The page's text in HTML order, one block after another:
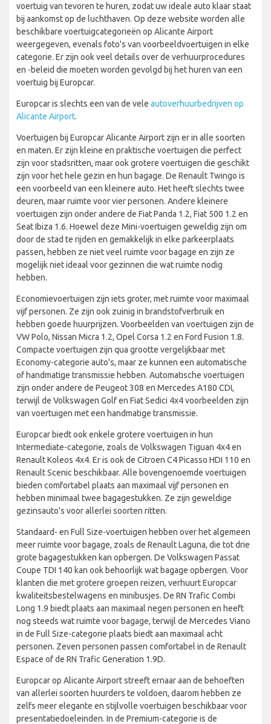
voertuig van tevoren te huren, zodat uw ideale auto klaar staat
bij aankomst op de luchthaven. Op deze website worden alle
beschikbare voertuigcategorieën op Alicante Airport
weergegeven, evenals foto's van voorbeeldvoertuigen in elke
categorie. Er zijn ook veel details over de verhuurprocedures
en -beleid die moeten worden gevolgd bij het huren van een
voertuig bij Europcar.
Europcar is slechts een van de vele autoverhuurbedrijven op
Alicante Airport.
Voertuigen bij Europcar Alicante Airport zijn er in alle soorten
en maten. Er zijn kleine en praktische voertuigen die perfect
zijn voor stadsritten, maar ook grotere voertuigen die geschikt
zijn voor het hele gezin en hun bagage. De Renault Twingo is
een voorbeeld van een kleinere auto. Het heeft slechts twee
deuren, maar ruimte voor vier personen. Andere kleinere
voertuigen zijn onder andere de Fiat Panda 1.2, Fiat 500 1.2 en
Seat Ibiza 1.6. Hoewel deze Mini-voertuigen geweldig zijn om
door de stad te rijden en gemakkelijk in elke parkeerplaats
passen, hebben ze niet veel ruimte voor bagage en zijn ze
mogelijk niet ideaal voor gezinnen die wat ruimte nodig
hebben.
Economievoertuigen zijn iets groter, met ruimte voor maximaal
vijf personen. Ze zijn ook zuinig in brandstofverbruik en
hebben goede huurprijzen. Voorbeelden van voertuigen zijn de
VW Polo, Nissan Micra 1.2, Opel Corsa 1.2 en Ford Fusion 1.8.
Compacte voertuigen zijn qua grootte vergelijkbaar met
Economy-categorie auto's, maar ze kunnen een automatische
of handmatige transmissie hebben. Automatische voertuigen
zijn onder andere de Peugeot 308 en Mercedes A180 CDI,
terwijl de Volkswagen Golf en Fiat Sedici 4x4 voorbeelden zijn
van voertuigen met een handmatige transmissie.
Europcar biedt ook enkele grotere voertuigen in hun
Intermediate-categorie, zoals de Volkswagen Tiguan 4x4 en
Renault Koleos 4x4. Er is ook de Citroen C4 Picasso HDI 110 en
Renault Scenic beschikbaar. Alle bovengenoemde voertuigen
bieden comfortabel plaats aan maximaal vijf personen en
hebben minimaal twee bagagestukken. Ze zijn geweldige
gezinsauto's voor allerlei soorten ritten.
Standaard- en Full Size-voertuigen hebben over het algemeen
meer ruimte voor bagage, zoals de Renault Laguna, die tot drie
grote bagagestukken kan opbergen. De Volkswagen Passat
Coupe TDI 140 kan ook behoorlijk wat bagage opbergen. Voor
klanten die met grotere groepen reizen, verhuurt Europcar
kwaliteitsbestelwagens en minibusjes. De RN Trafic Combi
Long 1.9 biedt plaats aan maximaal negen personen en heeft
nog steeds wat ruimte voor bagage, terwijl de Mercedes Viano
in de Full Size-categorie plaats biedt aan maximaal acht
personen. Zeven personen passen comfortabel in de Renault
Espace of de RN Trafic Generation 1.9D.
Europcar op Alicante Airport streeft ernaar aan de behoeften
van allerlei soorten huurders te voldoen, daarom hebben ze
zelfs meer elegante en stijlvolle voertuigen beschikbaar voor
presentatiedoeleinden. In de Premium-categorie is de